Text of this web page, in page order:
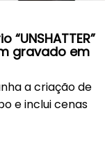
gravado em
a criação de
e inclui cenas